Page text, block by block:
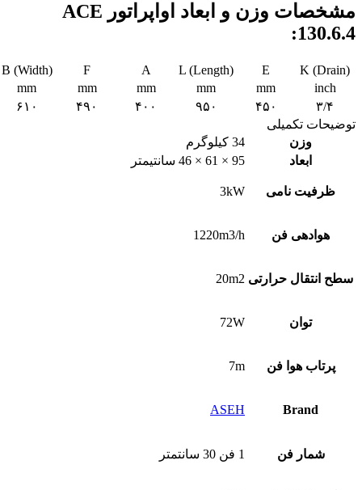
مشخصات وزن و ابعاد اواپراتور ACE
130.6.4:
K (Drain)
E
L (Length)
A
F
B (Width)
inch
mm
mm
mm
mm
mm
۳/۴
۴۵۰ ۹۵۰ ۴۰۰ ۴۹۰
۶۱۰
توضیحات تکمیلی
وزن
34 کیلوگرم
ابعاد
95 × 61 × 46 سانتیمتر
ظرفیت نامی 3kW
هوادهی فن 1220m3/h
سطح انتقال حرارتی 20m2
توان 72W
پرتاب هوا فن 7m
Brand
ASEH
شمار فن 1 فن 30 سانتمتر